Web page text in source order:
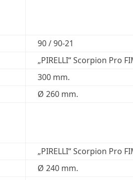
90 / 90-21
„PIRELLI“ Scorpion Pro
300 mm.
Ø 260 mm.
„PIRELLI“ Scorpion Pro
Ø 240 mm.